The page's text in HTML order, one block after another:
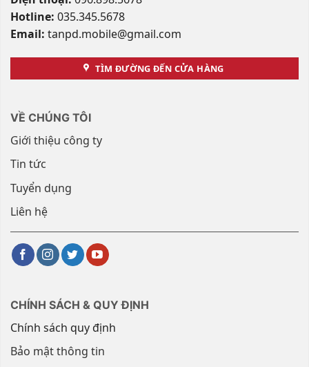
Hotline: 035.345.5678
Email: tanpd.mobile@gmail.com
TÌM ĐƯỜNG ĐẾN CỬA HÀNG
VỀ CHÚNG TÔI
Giới thiệu công ty
Tin tức
Tuyển dụng
Liên hệ
CHÍNH SÁCH & QUY ĐỊNH
Chính sách quy định
Bảo mật thông tin